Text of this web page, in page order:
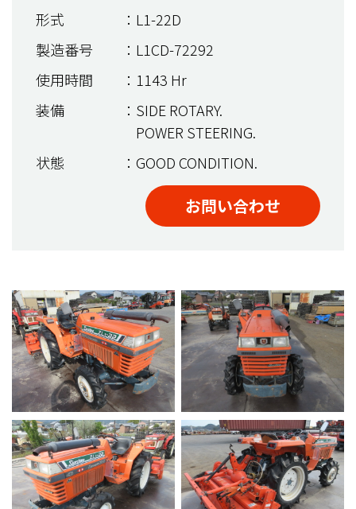
形式
：L1-22D
製造番号
：L1CD-72292
使用時間
：1143 Hr
装備
：SIDE ROTARY.
POWER STEERING.
状態
：GOOD CONDITION.
お問い合わせ